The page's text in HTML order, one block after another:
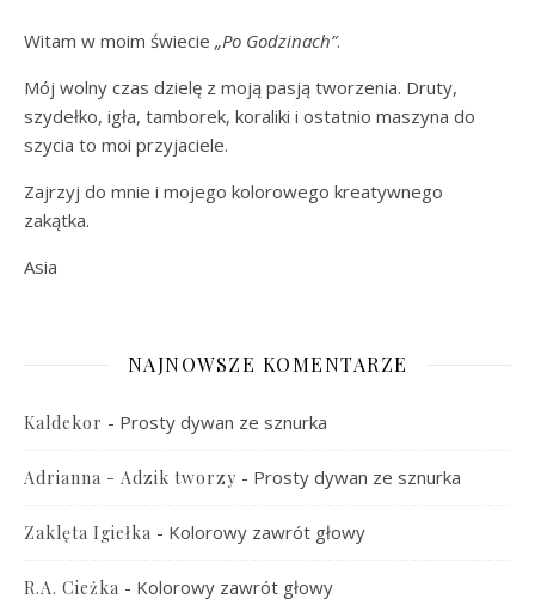
Witam w moim świecie „Po Godzinach”.
Mój wolny czas dzielę z moją pasją tworzenia. Druty,
szydełko, igła, tamborek, koraliki i ostatnio maszyna do
szycia to moi przyjaciele.
Zajrzyj do mnie i mojego kolorowego kreatywnego
zakątka.
Asia
NAJNOWSZE KOMENTARZE
Kaldekor - Prosty dywan ze sznurka
Adrianna - Adzik tworzy - Prosty dywan ze sznurka
Zaklęta Igiełka - Kolorowy zawrót głowy
R.A. Cieżka - Kolorowy zawrót głowy